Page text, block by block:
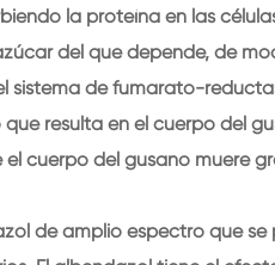
la proteína en las
del que depende, de
sistema de fumarato-
resulta en el cuerpo del
cuerpo del gusano muere
de amplio espectro que se